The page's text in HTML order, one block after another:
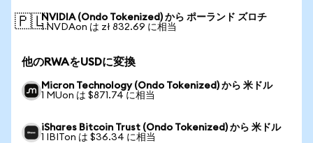
🇵🇱NVIDIA (Ondo Tokenized) から ポーランド ズロチ
1 NVDAon は zł 832.69 に相当
他のRWAをUSDに変換
Micron Technology (Ondo Tokenized) から 米ドル
1 MUon は $871.74 に相当
iShares Bitcoin Trust (Ondo Tokenized) から 米ドル
1 IBITon は $36.34 に相当